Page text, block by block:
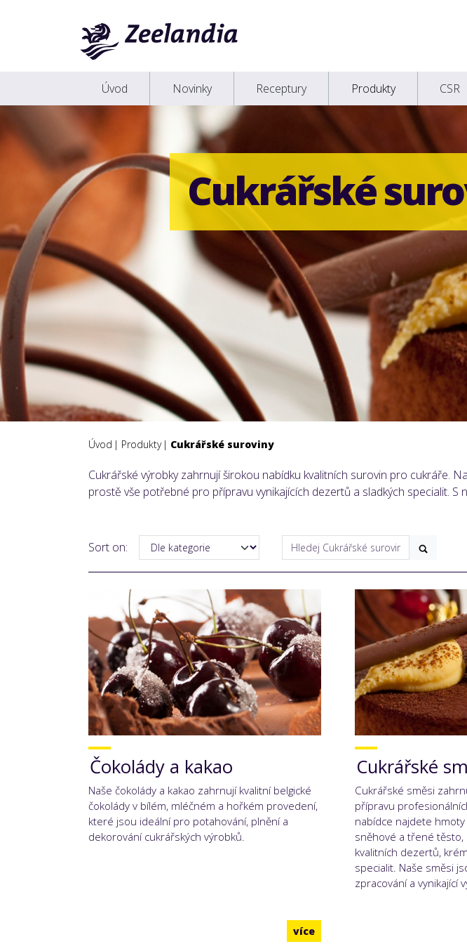
Úvod Novinky Receptury Produkty CSR
Cukrářské
Úvod Produkty Cukrářské suroviny
Cukrářské výrobky zahrnují širokou nabídku kvalitních surovin pro cukráře.
prostě vše potřebné pro přípravu vynikajících dezertů a sladkých specialit.
Sort on:
Čokolády a kakao
Naše čokolády a kakao zahrnují kvalitní belgické
čokolády v bílém, mléčném a hořkém provedení,
které jsou ideální pro potahování, plnění a
dekorování cukrářských výrobků.
více
Cukrářské
Cukrářské směsi
přípravu
nabídce najdete
sněhové a třené
kvalitních dezertů,
specialit. Naše směsi
zpracování a vynikající